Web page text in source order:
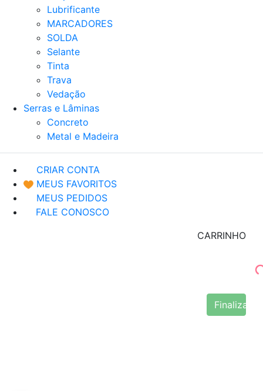
Lubrificante
MARCADORES
SOLDA
Selante
Tinta
Trava
Vedação
Serras e Lâminas
Concreto
Metal e Madeira
CRIAR CONTA
MEUS FAVORITOS
MEUS PEDIDOS
FALE CONOSCO
CARRINHO
Finalizar